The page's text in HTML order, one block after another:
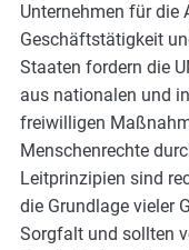
Unternehmen für die
Geschäftstätigkeit
Staaten fordern die
aus nationalen und
freiwilligen
Menschenrechte
Leitprinzipien sind
die Grundlage vieler
Sorgfalt und sollten